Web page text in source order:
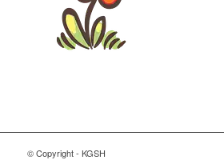
© Copyright - KGSH